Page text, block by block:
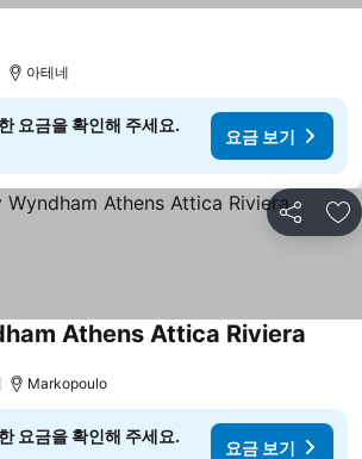
아테네
요금을 확인해 주세요.
요금 보기
공유 즐
Athens Attica Riviera
Markopoulo
요금을 확인해 주세요.
요금 보기